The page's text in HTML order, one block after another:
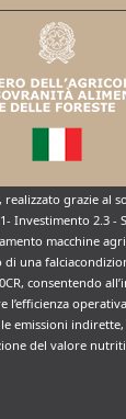
grazie al
Investimento 2.3 -
macchine
di una
consentendo
l’efficienza
emissioni
del valore